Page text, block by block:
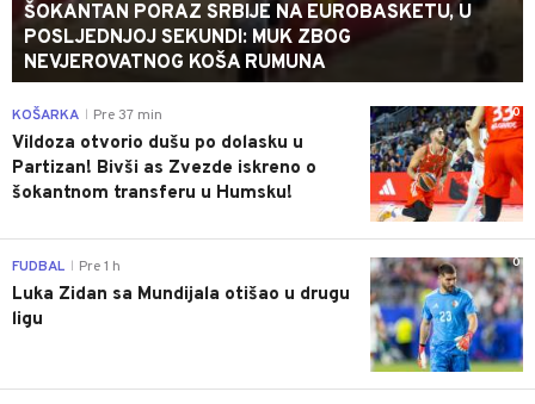
ŠOKANTAN PORAZ SRBIJE NA EUROBASKETU, U
POSLJEDNJOJ SEKUNDI: MUK ZBOG
NEVJEROVATNOG KOŠA RUMUNA
0
KOŠARKA Pre 37 min
Vildoza otvorio dušu po dolasku u
Partizan! Bivši as Zvezde iskreno o
šokantnom transferu u Humsku!
0
FUDBAL Pre 1 h
Luka Zidan sa Mundijala otišao u drugu
ligu